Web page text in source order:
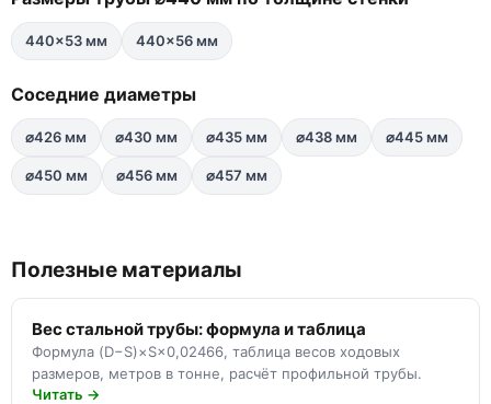
440×53 мм 440×56 мм
Соседние диаметры
⌀426 мм ⌀430 мм ⌀435 мм ⌀438 мм ⌀445 мм
⌀450 мм ⌀456 мм ⌀457 мм
Полезные материалы
Вес стальной трубы: формула и таблица
Формула (D−S)×S×0,02466, таблица весов ходовых
размеров, метров в тонне, расчёт профильной трубы.
Читать →